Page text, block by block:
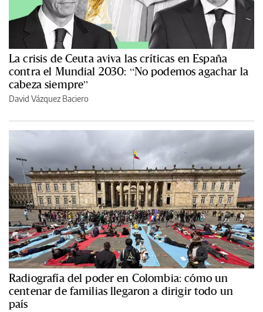
La crisis de Ceuta aviva las críticas en España
contra el Mundial 2030: “No podemos agachar la
cabeza siempre”
David Vázquez Baciero
Radiografía del poder en Colombia: cómo un
centenar de familias llegaron a dirigir todo un
país